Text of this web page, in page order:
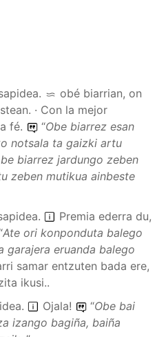
.
obé biarrian, on
· Con la mejor
fé.
“Obe biarrez esan
notsala ta gaizki artu
biarrez jardungo zeben
zeben mutikua ainbeste
.
Premia ederra du,
Ate ori konponduta balego
garajera eruanda balego
samar entzuten bada ere,
ikusi..
. Ojala! “Obe bai
izango bagiña, baiña